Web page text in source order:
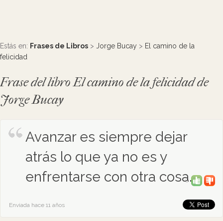
Estás en: Frases de Libros > Jorge Bucay > El camino de la
felicidad
Frase del libro El camino de la felicidad de
Jorge Bucay
Avanzar es siempre dejar
atrás lo que ya no es y
enfrentarse con otra cosa.
0
Enviada hace 11 años